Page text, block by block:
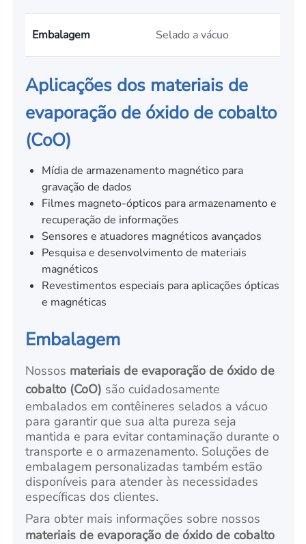
Embalagem Selado a vácuo
Aplicações dos materiais de
evaporação de óxido de cobalto
(CoO)
Mídia de armazenamento magnético para
gravação de dados
Filmes magneto-ópticos para armazenamento e
recuperação de informações
Sensores e atuadores magnéticos avançados
Pesquisa e desenvolvimento de materiais
magnéticos
Revestimentos especiais para aplicações ópticas
e magnéticas
Embalagem
Nossos materiais de evaporação de óxido de
cobalto (CoO) são cuidadosamente
embalados em contêineres selados a vácuo
para garantir que sua alta pureza seja
mantida e para evitar contaminação durante o
transporte e o armazenamento. Soluções de
embalagem personalizadas também estão
disponíveis para atender às necessidades
específicas dos clientes.
Para obter mais informações sobre nossos
materiais de evaporação de óxido de cobalto